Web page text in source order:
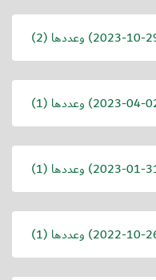
2023-10-) وعددها (2)
2023-04-) وعددها (1)
2023-01-) وعددها (1)
2022-10-) وعددها (1)